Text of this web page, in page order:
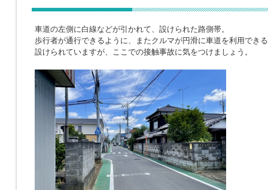
車道の左側に白線などが引かれて、設けられた路側帯。
歩行者が通行できるように、またクルマが円滑に車道を利用でき
設けられていますが、ここでの接触事故に気をつけましょう。